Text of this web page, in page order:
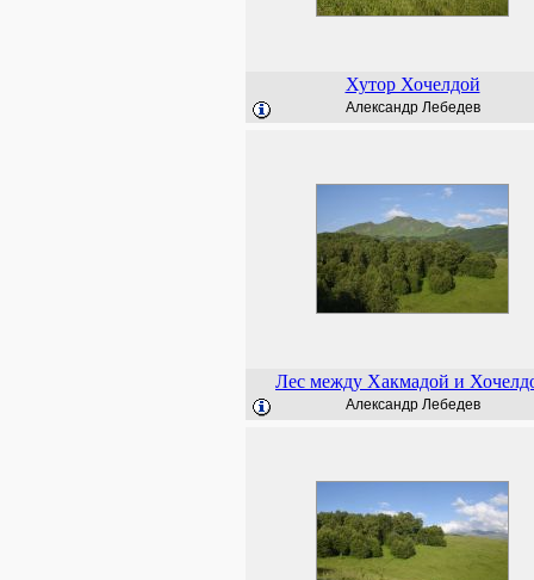
Хутор Хочелдой
Александр Лебедев
Лес между Хакмадой и
Александр Лебедев